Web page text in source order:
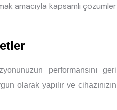
amacıyla kapsamlı çözümler
performansını geri
olarak yapılır ve cihazınızın